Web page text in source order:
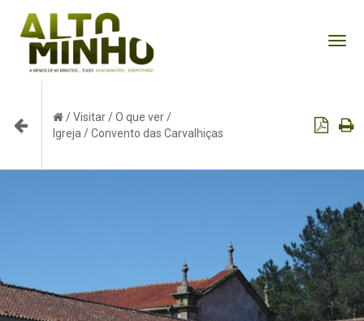
/Visitar/O que ver/
Igreja / Convento das Carvalhiças